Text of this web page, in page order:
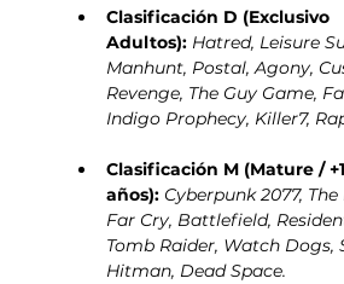
Clasificación D (Exclusivo
Adultos): Hatred, Leisure
Manhunt, Postal, Agony,
Revenge, The Guy Game,
Indigo Prophecy, Killer7,
Clasificación M (Mature /
años): Cyberpunk 2077, The
Far Cry, Battlefield,
Tomb Raider, Watch Dogs,
Hitman, Dead Space.